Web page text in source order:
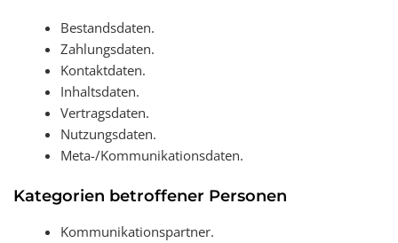
Bestandsdaten.
Zahlungsdaten.
Kontaktdaten.
Inhaltsdaten.
Vertragsdaten.
Nutzungsdaten.
Meta-/Kommunikationsdaten.
Kategorien betroffener Personen
Kommunikationspartner.